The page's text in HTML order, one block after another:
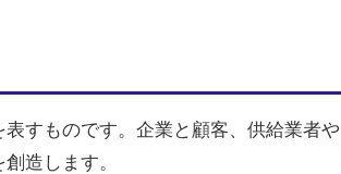
すものです。企業と顧客、供給業者や
造します。